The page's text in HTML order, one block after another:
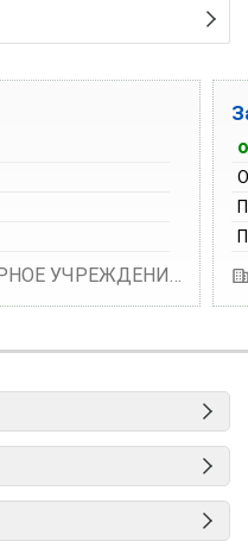
АВТОНОМНОЕ СТАЦИОНАРНОЕ УЧРЕЖДЕНИЕ СОЦИАЛЬНОГО ОБСЛУЖИВАНИЯ УДМУРТСКОЙ РЕСПУБЛИКИ "РЕСПУБЛИКАНСКИЙ ДОМ СОЦИАЛЬНОГО ОБСЛУЖИВАНИЯ"